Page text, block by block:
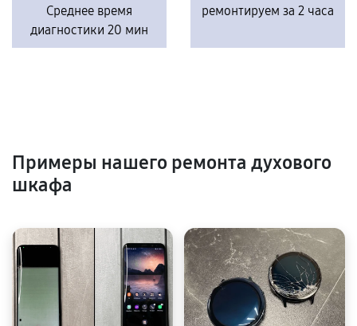
Среднее время
диагностики 20 мин
ремонтируем за 2 часа
Примеры нашего ремонта духового
шкафа